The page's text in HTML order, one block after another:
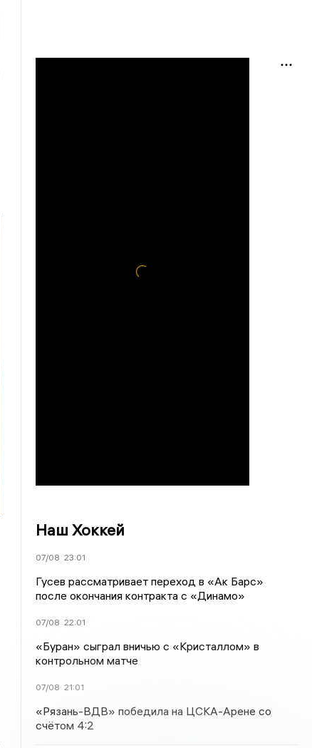
Наш Хоккей
07/08 23:01
Гусев рассматривает переход в «Ак Барс»
после окончания контракта с «Динамо»
07/08 22:01
«Буран» сыграл вничью с «Кристаллом» в
контрольном матче
07/08 21:01
«Рязань-ВДВ» победила на ЦСКА-Арене со
счётом 4:2